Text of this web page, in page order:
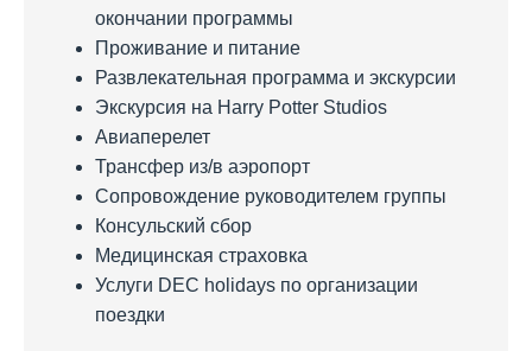
окончании программы
Проживание и питание
Развлекательная программа и экскурсии
Экскурсия на Harry Potter Studios
Авиаперелет
Трансфер из/в аэропорт
Сопровождение руководителем группы
Консульский сбор
Медицинская страховка
Услуги DEC holidays по организации
поездки